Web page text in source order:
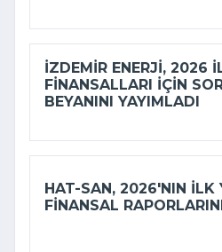
İZDEMİR ENERJI, 2026
FINANSALLARI IÇIN
BEYANINI YAYIMLADI
HAT-SAN, 2026'NIN ILK
FINANSAL